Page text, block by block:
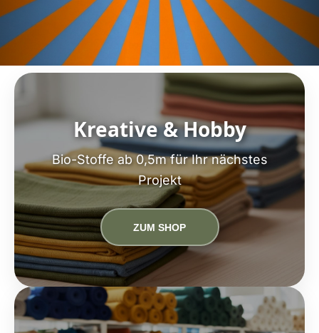
Kreative & Hobby
Bio-Stoffe ab 0,5m für Ihr nächstes
Projekt
ZUM SHOP